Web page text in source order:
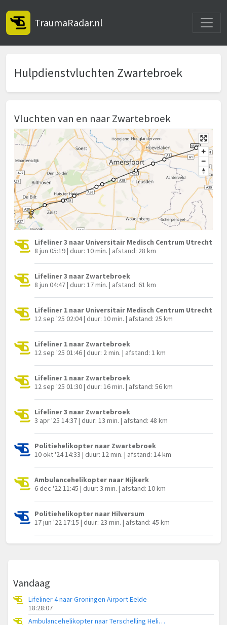
TraumaRadar.nl
Hulpdienstvluchten Zwartebroek
Vluchten van en naar Zwartebroek
Lifeliner 3 naar Universitair Medisch Centrum Utrecht
8 jun 05:19 | duur: 10 min. | afstand: 28 km
Lifeliner 3 naar Zwartebroek
8 jun 04:47 | duur: 17 min. | afstand: 61 km
Lifeliner 1 naar Universitair Medisch Centrum Utrecht
12 sep '25 02:04 | duur: 10 min. | afstand: 25 km
Lifeliner 1 naar Zwartebroek
12 sep '25 01:46 | duur: 2 min. | afstand: 1 km
Lifeliner 1 naar Zwartebroek
12 sep '25 01:30 | duur: 16 min. | afstand: 56 km
Lifeliner 3 naar Zwartebroek
3 apr '25 14:37 | duur: 13 min. | afstand: 48 km
Politiehelikopter naar Zwartebroek
10 okt '24 14:33 | duur: 12 min. | afstand: 14 km
Ambulancehelikopter naar Nijkerk
6 dec '22 11:45 | duur: 3 min. | afstand: 10 km
Politiehelikopter naar Hilversum
17 jun '22 17:15 | duur: 23 min. | afstand: 45 km
Vandaag
Lifeliner 4 naar Groningen Airport Eelde
18:28:07
Ambulancehelikopter naar Terschelling Heliport